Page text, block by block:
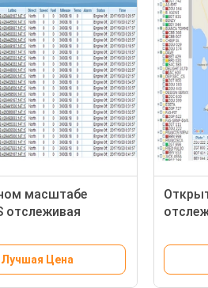
масштабе
отслеживая
платформы умный
Лучшая Цена